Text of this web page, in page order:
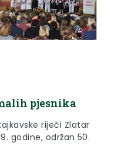
pjesnika
riječi Zlatar
godine, održan 50.